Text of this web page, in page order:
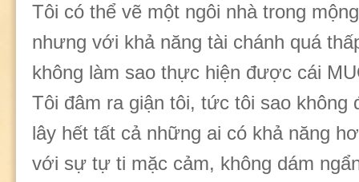
Tôi có thể vẽ một ngôi nhà trong
nhưng với khả năng tài chánh quá
không làm sao thực hiện được cái
Tôi đâm ra giận tôi, tức tôi sao không
lây hết tất cả những ai có khả năng
với sự tự ti mặc cảm, không dám